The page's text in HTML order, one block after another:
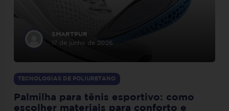
SMARTPUR
17 de junho de 2026
TECNOLOGIAS DE POLIURETANO
Palmilha para tênis esportivo: como
escolher materiais para conforto e